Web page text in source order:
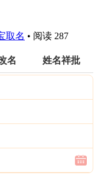
取名 • 阅读 287
名 姓名祥批